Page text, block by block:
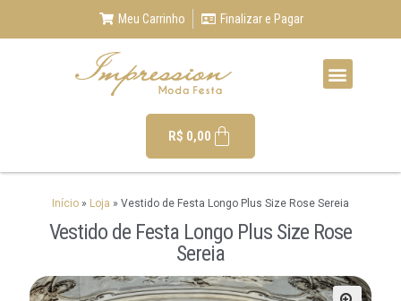
Meu Carrinho Finalizar e Pagar
R$ 0,00
Início » Loja » Vestido de Festa Longo Plus Size Rose Sereia
Vestido de Festa Longo Plus Size Rose
Sereia